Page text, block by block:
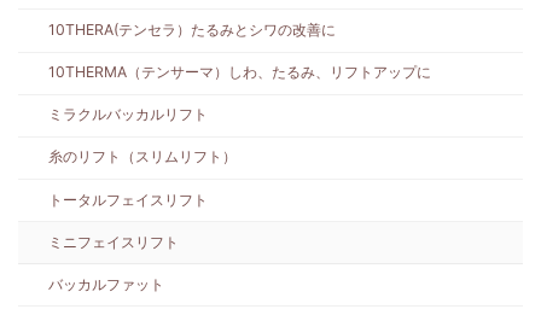
10THERA(テンセラ）たるみとシワの改善に
10THERMA（テンサーマ）しわ、たるみ、リフトアップに
ミラクルバッカルリフト
糸のリフト（スリムリフト）
トータルフェイスリフト
ミニフェイスリフト
バッカルファット